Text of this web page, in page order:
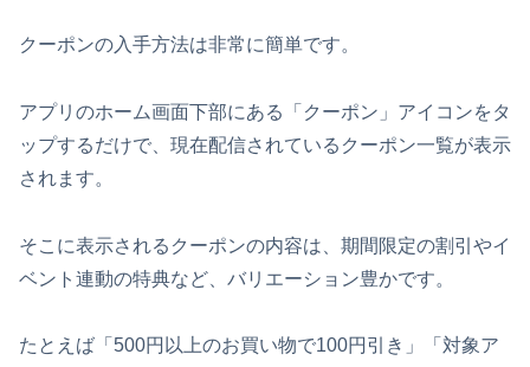
クーポンの入手方法は非常に簡単です。
アプリのホーム画面下部にある「クーポン」アイコンをタ
ップするだけで、現在配信されているクーポン一覧が表示
されます。
そこに表示されるクーポンの内容は、期間限定の割引やイ
ベント連動の特典など、バリエーション豊かです。
たとえば「500円以上のお買い物で100円引き」「対象ア